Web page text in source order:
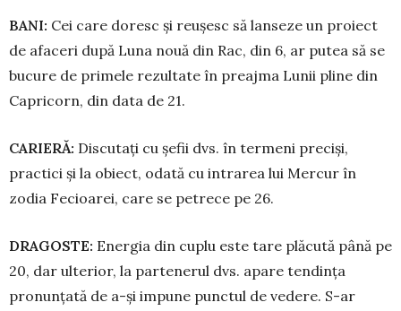
BANI: Cei care doresc și reușesc să lanseze un proiect
de afaceri după Luna nouă din Rac, din 6, ar putea să se
bucure de primele rezultate în preajma Lunii pline din
Capricorn, din data de 21.
CARIERĂ: Discutați cu șefii dvs. în termeni pre­ciși,
practici și la obiect, odată cu intrarea lui Mercur în
zodia Fecioarei, care se petrece pe 26.
DRAGOSTE: Energia din cuplu este tare plă­cută până pe
20, dar ulterior, la partenerul dvs. apare tendința
pronunțată de a-și impune punctul de vedere. S-ar